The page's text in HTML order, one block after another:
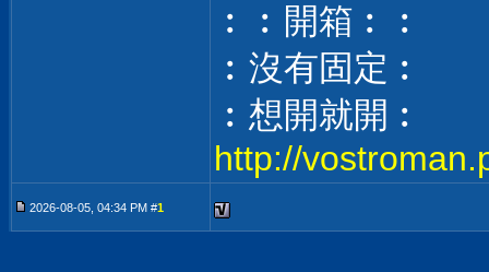
︰︰開箱︰︰
︰沒有固定︰
︰想開就開︰
http://
2026-08-05, 04:34 PM #1